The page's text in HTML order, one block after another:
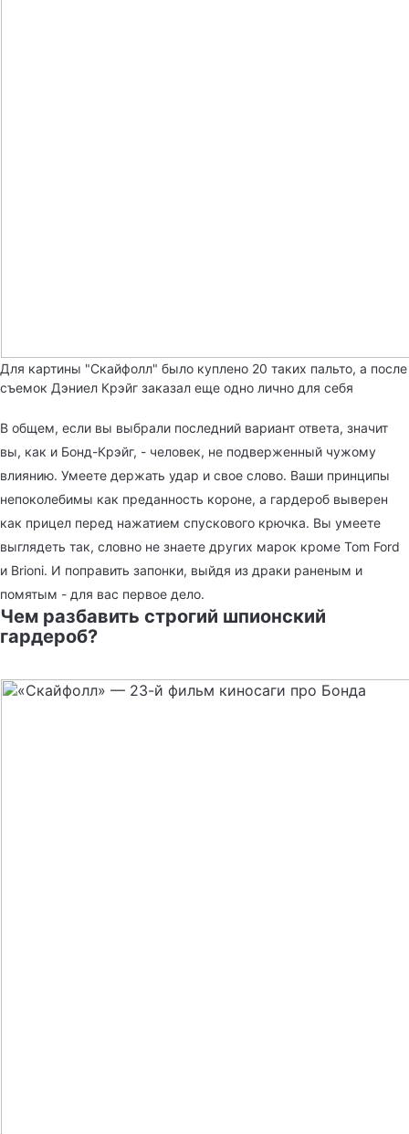
Для картины "Скайфолл" было куплено 20 таких пальто, а после
съемок Дэниел Крэйг заказал еще одно лично для себя
В общем, если вы выбрали последний вариант ответа, значит
вы, как и Бонд-Крэйг, - человек, не подверженный чужому
влиянию. Умеете держать удар и свое слово. Ваши принципы
непоколебимы как преданность короне, а гардероб выверен
как прицел перед нажатием спускового крючка. Вы умеете
выглядеть так, словно не знаете других марок кроме Tom Ford
и Brioni. И поправить запонки, выйдя из драки раненым и
помятым - для вас первое дело.
Чем разбавить строгий шпионский
гардероб?